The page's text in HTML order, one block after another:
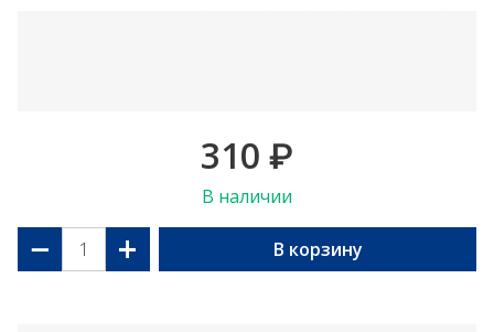
310 ₽
В наличии
− + В корзину